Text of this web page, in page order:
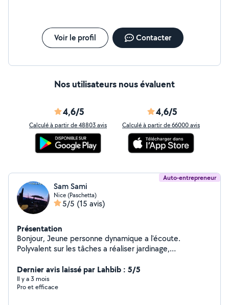
Voir le profil Contacter
Nos utilisateurs nous évaluent
4,6/5
Calculé à partir de 48803 avis
4,6/5
Calculé à partir de 66000 avis
Auto-entrepreneur
Sam Sami
Nice (Paschetta)
5/5 (15 avis)
Présentation
Bonjour, Jeune personne dynamique a l'écoute.
Polyvalent sur les tâches a réaliser jardinage,
mécanique. Cordialement
Dernier avis laissé par Lahbib : 5/5
Il y a 3 mois
Pro et efficace